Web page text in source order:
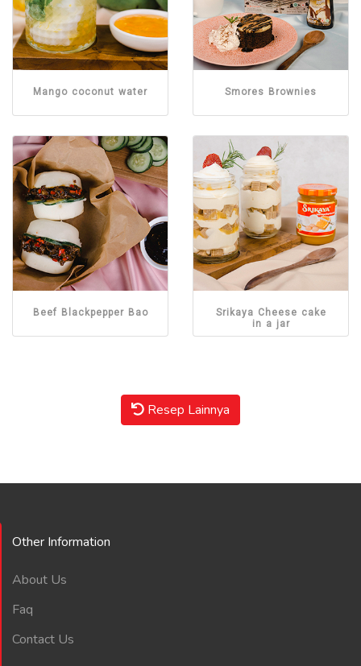
Mango coconut water Smores Brownies
Beef Blackpepper Bao
Srikaya Cheese cake
in a jar
Resep Lainnya
Other Information
About Us
Faq
Contact Us